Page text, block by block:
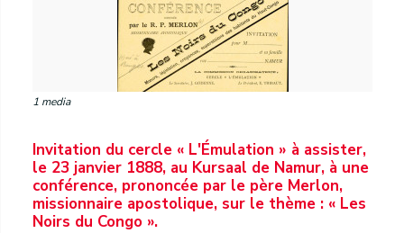
1 media
Invitation du cercle « L'Émulation » à assister,
le 23 janvier 1888, au Kursaal de Namur, à une
conférence, prononcée par le père Merlon,
missionnaire apostolique, sur le thème : « Les
Noirs du Congo ».